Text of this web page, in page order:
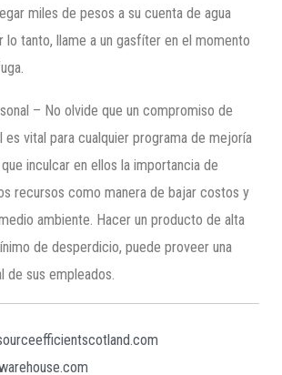
miles de pesos a su cuenta de agua
lo tanto, llame a un gasfíter en el momento
– No olvide que un compromiso de
es vital para cualquier programa de mejoría
inculcar en ellos la importancia de
recursos como manera de bajar costos y
ambiente. Hacer un producto de alta
de desperdicio, puede proveer una
de sus empleados.